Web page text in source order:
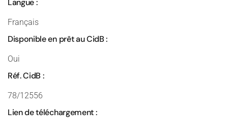
Langue :
Français
Disponible en prêt au CidB :
Oui
Réf. CidB :
78/12556
Lien de téléchargement :